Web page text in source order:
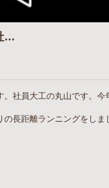
…
。社員大工の丸山です。
の長距離ランニングをし